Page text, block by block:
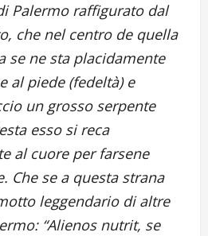
Palermo raffigurato dal
che nel centro de quella
se ne sta placidamente
al piede (fedeltà) e
un grosso serpente
esso si reca
al cuore per farsene
Che se a questa strana
leggendario di altre
“Alienos nutrit, se